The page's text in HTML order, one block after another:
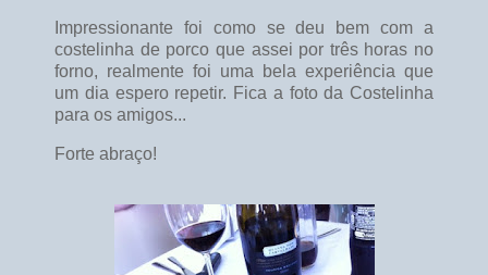
Impressionante foi como se deu bem com a
costelinha de porco que assei por três horas no
forno, realmente foi uma bela experiência que
um dia espero repetir. Fica a foto da Costelinha
para os amigos...
Forte abraço!